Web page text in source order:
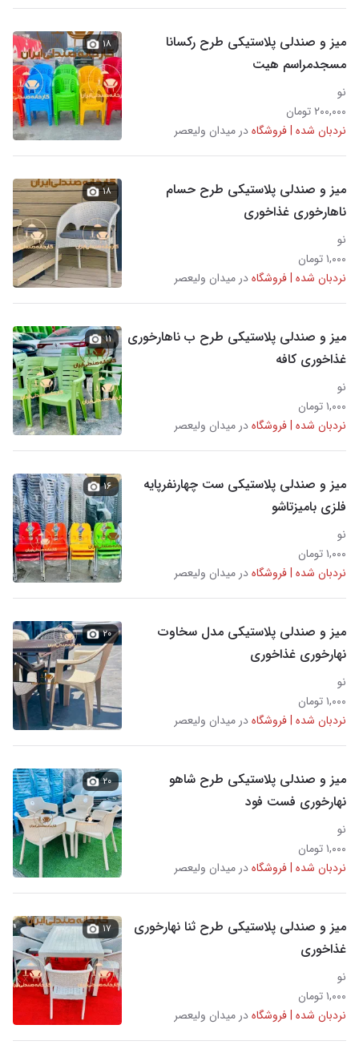
میز و صندلی پلاستیکی طرح رکسانا
مسجدمراسم هیت
نو
۲۰۰,۰۰۰ تومان
نردبان شده | فروشگاهدر میدان ولیعصر
۱۸
میز و صندلی پلاستیکی طرح حسام
ناهارخوری غذاخوری
نو
۱,۰۰۰ تومان
نردبان شده | فروشگاهدر میدان ولیعصر
۱۸
میز و صندلی پلاستیکی طرح ب ناهارخوری
غذاخوری کافه
نو
۱,۰۰۰ تومان
نردبان شده | فروشگاهدر میدان ولیعصر
۱۱
میز و صندلی پلاستیکی ست چهارنفرپایه
فلزی بامیزتاشو
نو
۱,۰۰۰ تومان
نردبان شده | فروشگاهدر میدان ولیعصر
۱۶
میز و صندلی پلاستیکی مدل سخاوت
نهارخوری غذاخوری
نو
۱,۰۰۰ تومان
نردبان شده | فروشگاهدر میدان ولیعصر
۲۰
میز و صندلی پلاستیکی طرح شاهو
نهارخوری فست فود
نو
۱,۰۰۰ تومان
نردبان شده | فروشگاهدر میدان ولیعصر
۲۰
میز و صندلی پلاستیکی طرح ثنا نهارخوری
غذاخوری
نو
۱,۰۰۰ تومان
نردبان شده | فروشگاهدر میدان ولیعصر
۱۷